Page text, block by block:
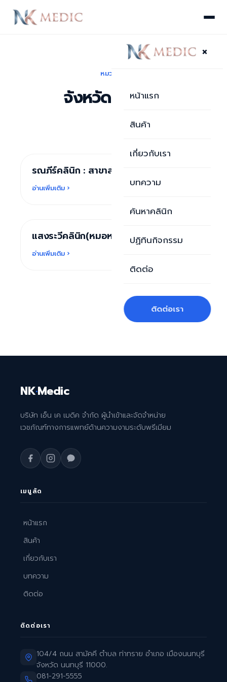
×
หน้าแรก
สินค้า
เกี่ยวกับเรา
บทความ
ค้นหาคลินิก
ปฏิทินกิจกรรม
ติดต่อ
ติดต่อเรา
หมวดหมู่
จังหวัด: ลำปาง
บทความ
รณภีร์คลินิก : สาขาลำปาง
อ่านเพิ่มเติม ›
บทความ
แสงระวีคลินิก(หมอหลิว) ลำปาง
อ่านเพิ่มเติม ›
NK·Medic
บริษัท เอ็น เค เมดิค จำกัด ผู้นำเข้าและจัดจำหน่าย
เวชภัณฑ์ทางการแพทย์ด้านความงามระดับพรีเมียม
เมนูลัด
หน้าแรก
สินค้า
เกี่ยวกับเรา
บทความ
ติดต่อ
ติดต่อเรา
104/4 ถนน สามัคคี ตำบล ท่าทราย อำเภอ เมืองนนทบุรี
จังหวัด นนทบุรี 11000.
081-291-5555